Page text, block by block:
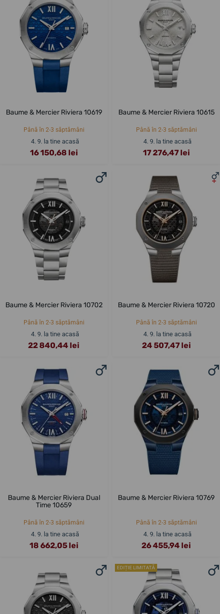
Baume & Mercier Riviera 10619
Până în 2-3 săptămâni
4. 9. la tine acasă
16 150,68 lei
Baume & Mercier Riviera 10615
Până în 2-3 săptămâni
4. 9. la tine acasă
17 276,47 lei
Baume & Mercier Riviera 10702
Până în 2-3 săptămâni
4. 9. la tine acasă
22 840,44 lei
Baume & Mercier Riviera 10720
Până în 2-3 săptămâni
4. 9. la tine acasă
24 507,47 lei
Baume & Mercier Riviera Dual
Time 10659
Până în 2-3 săptămâni
4. 9. la tine acasă
18 662,05 lei
Baume & Mercier Riviera 10769
Până în 2-3 săptămâni
4. 9. la tine acasă
26 455,94 lei
EDIȚIE LIMITATĂ